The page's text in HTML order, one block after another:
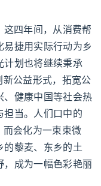
四年间，从消费帮
捷用实际行动为乡
计划也将继续秉承
新公益形式，拓宽公
、健康中国等社会热
担当。人们口中的
而会化为一束束微
的藜麦、东乡的土
，成为一幅色彩艳丽